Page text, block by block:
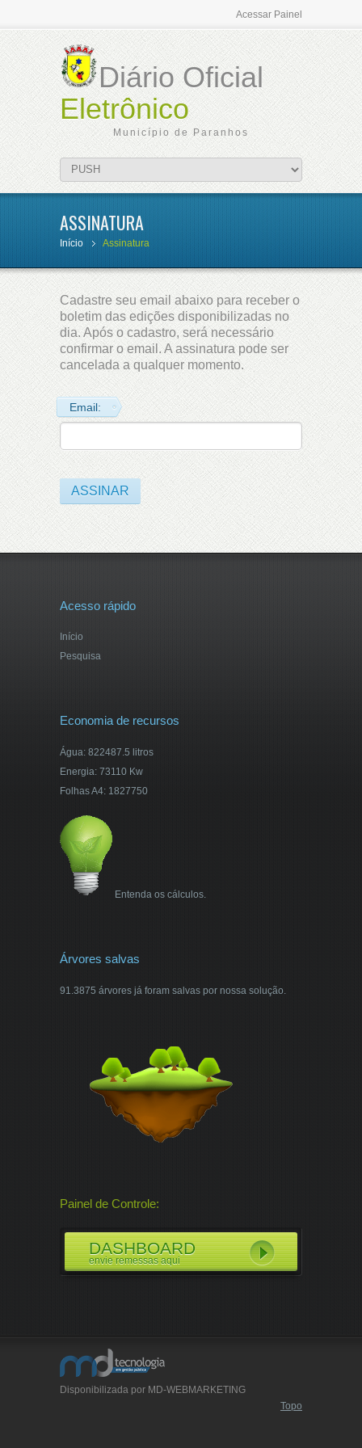
Acessar Painel
Diário Oficial
Eletrônico
Município de Paranhos
ASSINATURA
Início Assinatura
Cadastre seu email abaixo para receber o
boletim das edições disponibilizadas no
dia. Após o cadastro, será necessário
confirmar o email. A assinatura pode ser
cancelada a qualquer momento.
Email:
Acesso rápido
Início
Pesquisa
Economia de recursos
Água: 822487.5 litros
Energia: 73110 Kw
Folhas A4: 1827750
Entenda os cálculos.
Árvores salvas
91.3875 árvores já foram salvas por nossa solução.
Painel de Controle:
DASHBOARD
envie remessas aqui
Disponibilizada por MD-WEBMARKETING
Topo